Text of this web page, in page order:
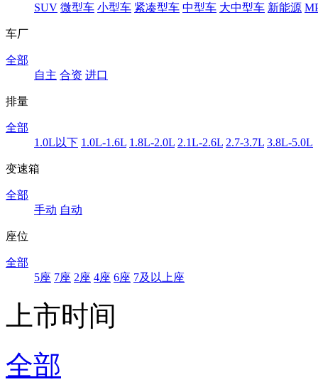
SUV 微型车 小型车 紧凑型车 中型车 大中型车 新能源
车厂
全部
自主 合资 进口
排量
全部
1.0L以下 1.0L-1.6L 1.8L-2.0L 2.1L-2.6L 2.7-3.7L 3.8L-5.0L
变速箱
全部
手动 自动
座位
全部
5座 7座 2座 4座 6座 7及以上座
上市时间
全部